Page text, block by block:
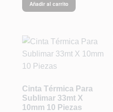
Añadir al carrito
Cinta Térmica Para
Sublimar 33mt X
10mm 10 Piezas